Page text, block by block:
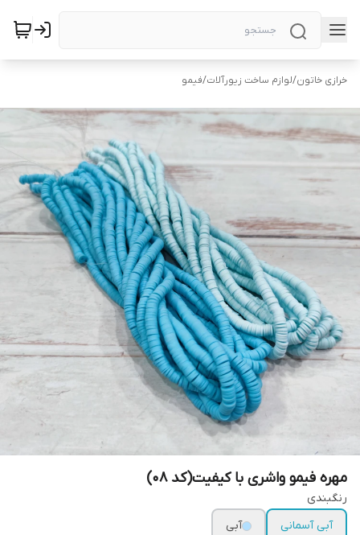
خرازی خاتون/لوازم ساخت زیورآلات/فیمو
مهره فیمو واشری با کیفیت(کد ۰۸)
رنگبندی
آبی آسمانی
آبی